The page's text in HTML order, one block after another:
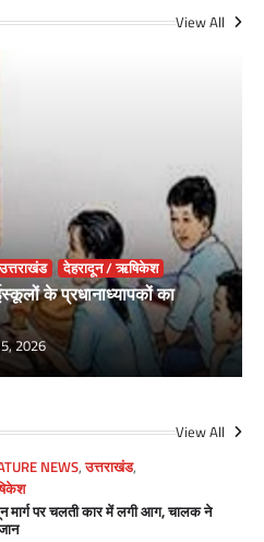
View All
उत्तराखंड देहरादून / ऋषिकेश
के प्रधानाध्यापकों का
2026
View All
NEWS,उत्तराखंड,
मार्ग पर चलती कार में लगी आग, चालक ने